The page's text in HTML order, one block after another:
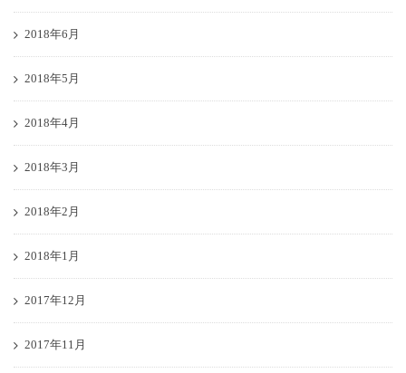
2018年6月
2018年5月
2018年4月
2018年3月
2018年2月
2018年1月
2017年12月
2017年11月